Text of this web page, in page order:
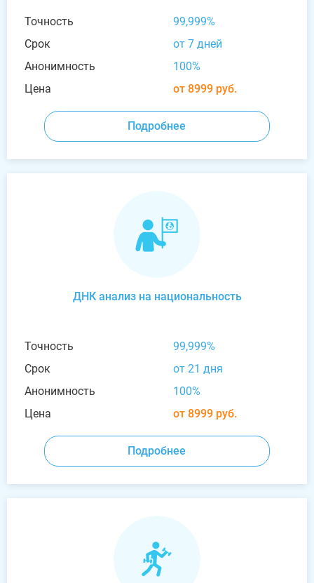
Точность
99,999%
Срок
от 7 дней
Анонимность
100%
Цена
от 8999 руб.
Подробнее
ДНК анализ на национальность
Точность
99,999%
Срок
от 21 дня
Анонимность
100%
Цена
от 8999 руб.
Подробнее